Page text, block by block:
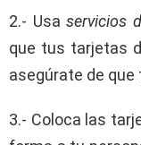
2.- Usaservicios
que tus tarjetas
asegúrate de
3.- Coloca las